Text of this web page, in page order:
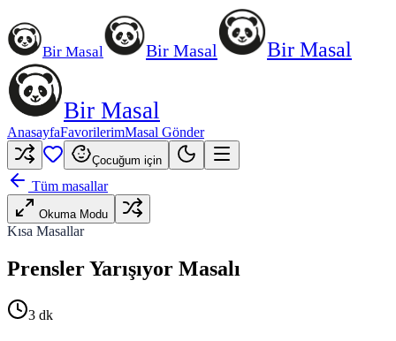
Bir Masal Bir Masal Bir Masal
Bir Masal
AnasayfaFavorilerimMasal Gönder
Çocuğum için
Tüm masallar
Okuma Modu
Kısa Masallar
Prensler Yarışıyor Masalı
3 dk